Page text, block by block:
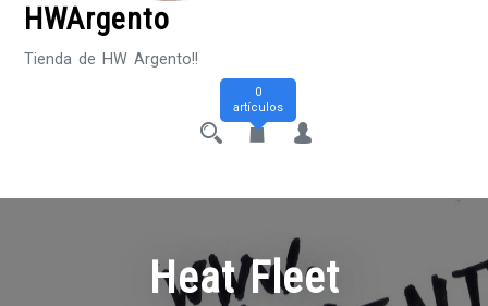
HWArgento
Tienda de HW Argento!!
0
artículos
Heat Fleet